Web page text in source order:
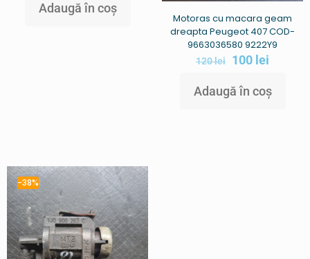
Adaugă în coș
Motoras cu macara geam
dreapta Peugeot 407 COD-
9663036580 9222Y9
120lei 100 lei
Adaugă în coș
-38%